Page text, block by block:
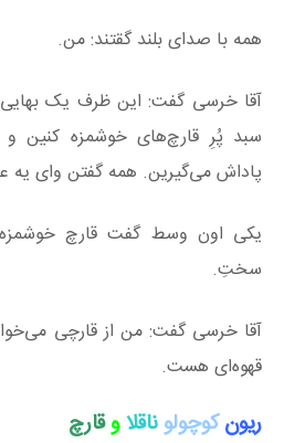
همه با صدای بلند گقتند: من.
آقا خرسی گفت: این ظرف یک بهایی
سبد پُرِ قارچ‌های خوشمزه کنین
پاداش می‌گیرین. همه گفتن وای یه
یکی اون وسط گفت قارچ
سختِ.
آقا خرسی گفت: من از قارچی
قهوه‌ای هست.
ریونکوچولوناقلاوقارچ